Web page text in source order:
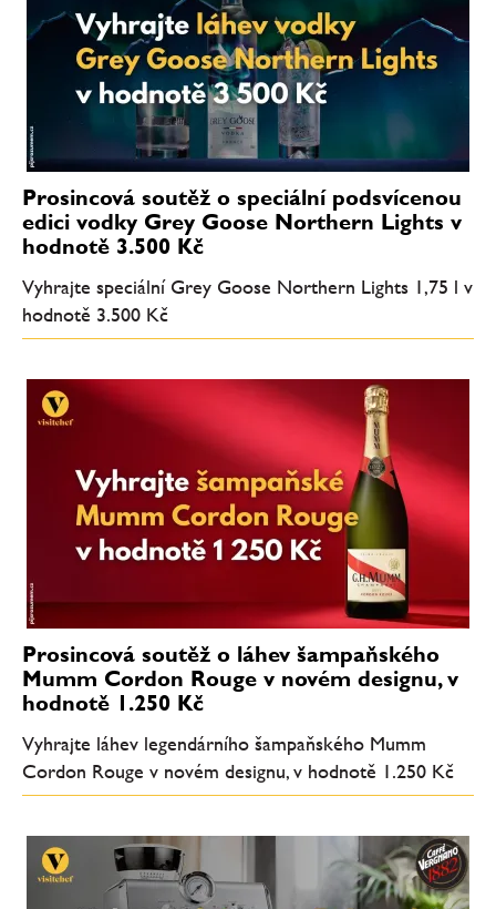
Prosincová soutěž o speciální podsvícenou
edici vodky Grey Goose Northern Lights v
hodnotě 3.500 Kč
Vyhrajte speciální Grey Goose Northern Lights 1,75 l v
hodnotě 3.500 Kč
Prosincová soutěž o láhev šampaňského
Mumm Cordon Rouge v novém designu, v
hodnotě 1.250 Kč
Vyhrajte láhev legendárního šampaňského Mumm
Cordon Rouge v novém designu, v hodnotě 1.250 Kč